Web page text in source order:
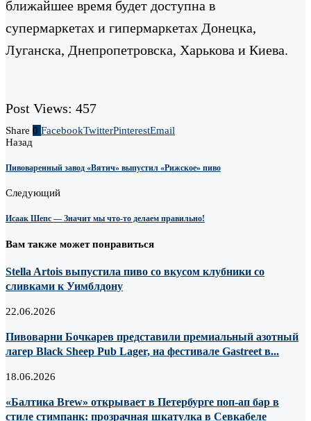
ближайшее время будет доступна в
супермаркетах и гипермаркетах Донецка,
Луганска, Днепропетровска, Харькова и Киева.
Post Views: 457
Share 0 FacebookTwitterPinterestEmail
Назад
Пивоваренный завод «Вятич» выпустил «Рижское» пиво
Следующий
Исаак Шепс — Значит мы что-то делаем правильно!
Вам также может понравиться
Stella Artois выпустила пиво со вкусом клубники со
сливками к Уимблдону
22.06.2026
Пивоварни Бочкарев представили премиальный азотный
лагер Black Sheep Pub Lager, на фестивале Gastreet в...
18.06.2026
«Балтика Brew» открывает в Петербурге поп-ап бар в
стиле стимпанк: прозрачная шкатулка в Севкабеле